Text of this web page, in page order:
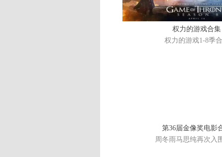
权力的游戏合集
权力的游戏1-8季
第36届金像奖电影
周冬雨马思纯再次入